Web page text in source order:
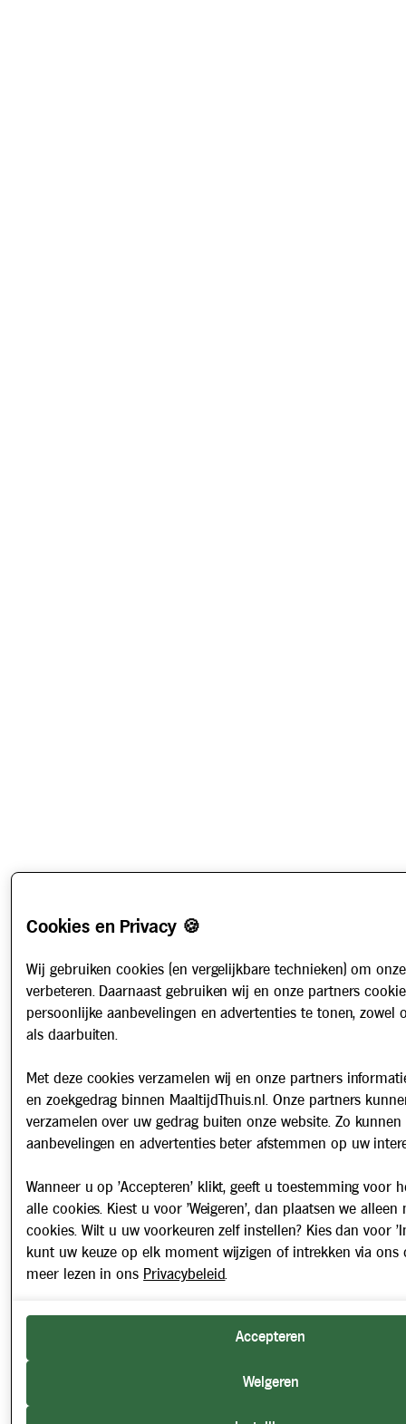
Cookies en Privacy 🍪
Wij gebruiken cookies (en vergelijkbare technieken) om
verbeteren. Daarnaast gebruiken wij en onze partners
persoonlijke aanbevelingen en advertenties te tonen, zowel
als daarbuiten.
Met deze cookies verzamelen wij en onze partners
en zoekgedrag binnen MaaltijdThuis.nl. Onze partners
verzamelen over uw gedrag buiten onze website. Zo kunnen
aanbevelingen en advertenties beter afstemmen op uw
Wanneer u op 'Accepteren' klikt, geeft u toestemming voor
alle cookies. Kiest u voor 'Weigeren', dan plaatsen we alleen
cookies. Wilt u uw voorkeuren zelf instellen? Kies dan voor
kunt uw keuze op elk moment wijzigen of intrekken via ons
meer lezen in ons Privacybeleid.
Accepteren
Weigeren